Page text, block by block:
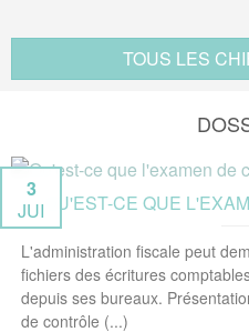
TOUS LES
QU'EST-CE QUE
3
JUI
L'administration fiscale peut
fichiers des écritures
depuis ses bureaux.
de contrôle (...)